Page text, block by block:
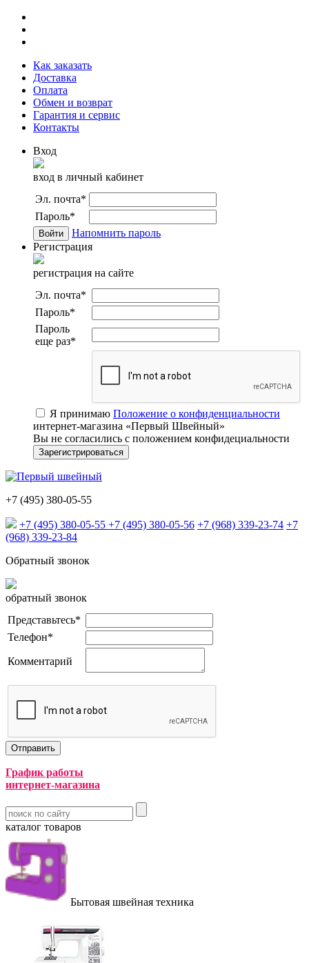
Как заказать
Доставка
Оплата
Обмен и возврат
Гарантия и сервис
Контакты
Вход
вход в личный кабинет
Эл. почта*
Пароль*
Напомнить пароль
Регистрация
регистрация на сайте
Эл. почта*
Пароль*
Пароль
еще раз*
Я принимаю Положение о конфиденциальности
интернет-магазина «Первый Швейный»
Вы не согласились с положением конфидециальности
+7 (495) 380-05-55
+7 (495) 380-05-55 +7 (495) 380-05-56 +7 (968) 339-23-74 +7
(968) 339-23-84
Обратный звонок
обратный звонок
Представьтесь*
Телефон*
Комментарий
График работы
интернет-магазина
каталог товаров
Бытовая швейная техника